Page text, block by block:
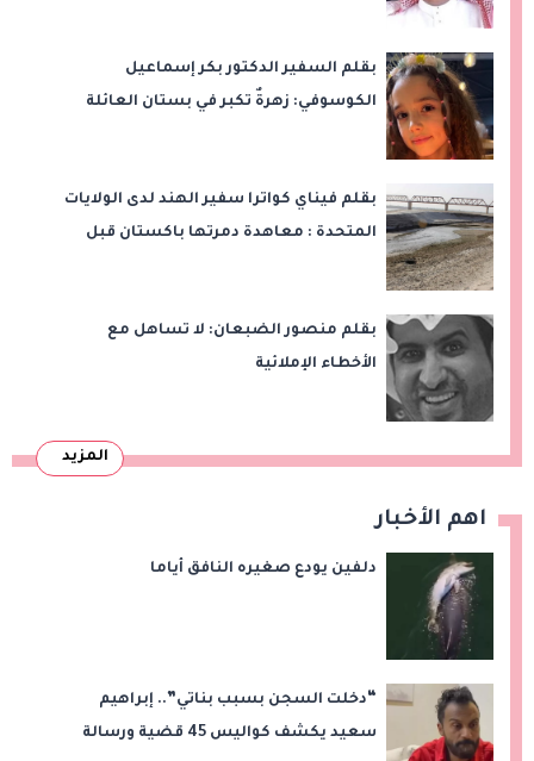
بقلم السفير الدكتور بكر إسماعيل
الكوسوفي: زهرةٌ تكبر في بستان العائلة
بقلم فيناي كواترا سفير الهند لدى الولايات
المتحدة : معاهدة دمرتها باكستان قبل
بقلم منصور الضبعان: لا تساهل مع
الأخطاء الإملائية
المزيد
اهم الأخبار
دلفين يودع صغيره النافق أياما
“دخلت السجن بسبب بناتي”.. إبراهيم
سعيد يكشف كواليس 45 قضية ورسالة